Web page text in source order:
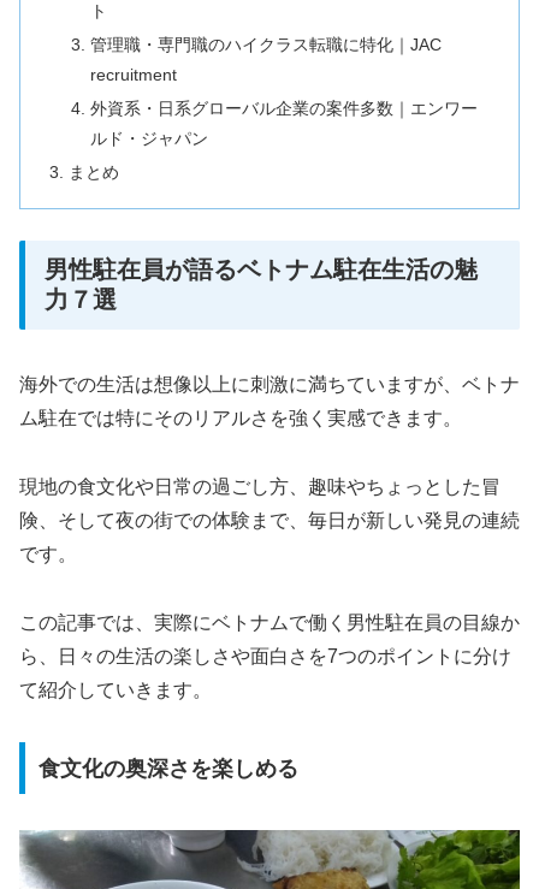
ト
管理職・専門職のハイクラス転職に特化｜JAC
recruitment
外資系・日系グローバル企業の案件多数｜エンワー
ルド・ジャパン
まとめ
男性駐在員が語るベトナム駐在生活の魅
力７選
海外での生活は想像以上に刺激に満ちていますが、ベトナ
ム駐在では特にそのリアルさを強く実感できます。
現地の食文化や日常の過ごし方、趣味やちょっとした冒
険、そして夜の街での体験まで、毎日が新しい発見の連続
です。
この記事では、実際にベトナムで働く男性駐在員の目線か
ら、日々の生活の楽しさや面白さを7つのポイントに分け
て紹介していきます。
食文化の奥深さを楽しめる